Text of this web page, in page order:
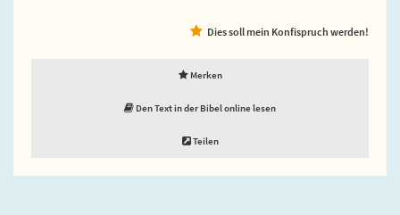
Dies soll mein Konfispruch werden!
Merken
Den Text in der Bibel online lesen
Teilen